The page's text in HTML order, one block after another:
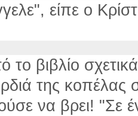
είπε ο
βιβλίο
της
να βρει! "Σε